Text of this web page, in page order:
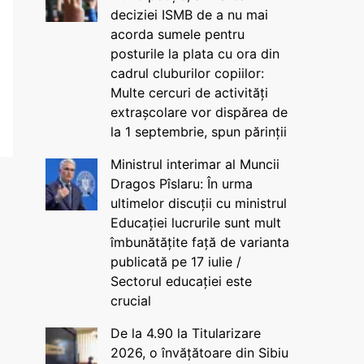
deciziei ISMB de a nu mai
acorda sumele pentru
posturile la plata cu ora din
cadrul cluburilor copiilor:
Multe cercuri de activități
extrașcolare vor dispărea de
la 1 septembrie, spun părinții
Ministrul interimar al Muncii
Dragos Pîslaru: În urma
ultimelor discuții cu ministrul
Educației lucrurile sunt mult
îmbunătățite față de varianta
publicată pe 17 iulie /
Sectorul educației este
crucial
De la 4.90 la Titularizare
2026, o învățătoare din Sibiu